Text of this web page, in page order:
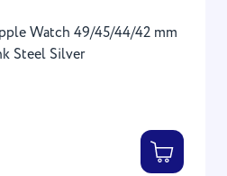
Watch 49/45/44/42 mm
Steel Silver